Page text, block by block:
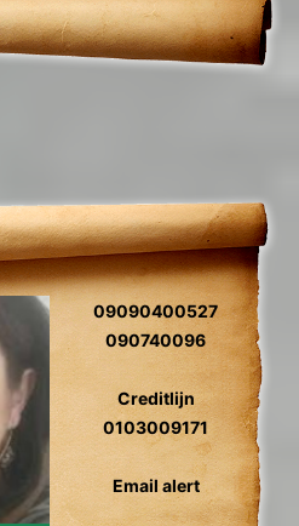
09090400527
090740096
Creditlijn
0103009171
Email alert